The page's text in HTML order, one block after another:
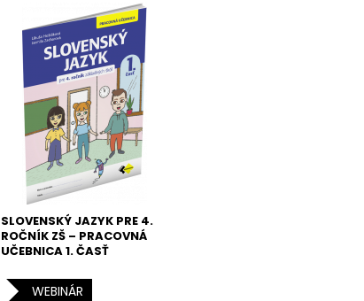
SLOVENSKÝ JAZYK PRE 4.
ROČNÍK ZŠ – PRACOVNÁ
UČEBNICA 1. ČASŤ
WEBINÁR